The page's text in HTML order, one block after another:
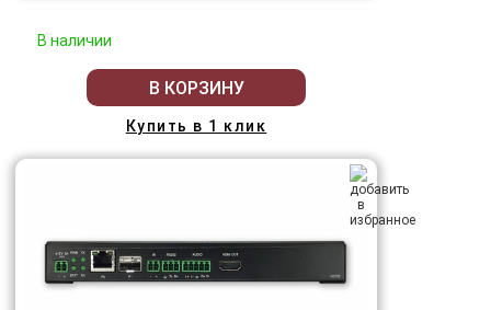
В наличии
В КОРЗИНУ
Купить в 1 клик